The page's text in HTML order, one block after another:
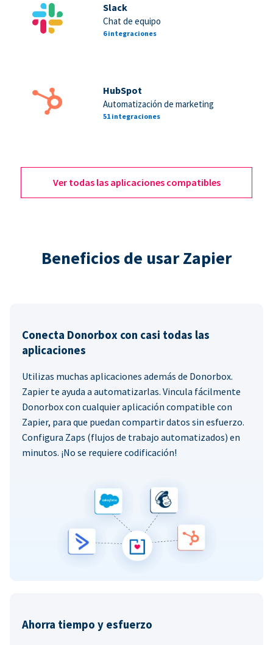
Slack
Chat de equipo
6 integraciones
HubSpot
Automatización de marketing
51 integraciones
Ver todas las aplicaciones compatibles
Beneficios de usar Zapier
Conecta Donorbox con casi todas las
aplicaciones
Utilizas muchas aplicaciones además de Donorbox.
Zapier te ayuda a automatizarlas. Vincula fácilmente
Donorbox con cualquier aplicación compatible con
Zapier, para que puedan compartir datos sin esfuerzo.
Configura Zaps (flujos de trabajo automatizados) en
minutos. ¡No se requiere codificación!
Ahorra tiempo y esfuerzo